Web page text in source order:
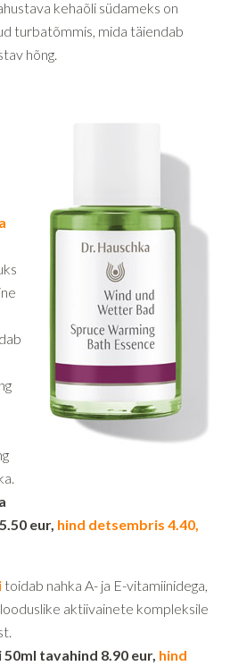
kehaõli südameks on
turbatõmmis, mida täiendab
hõng.
eur, hind detsembris 4.40,
toidab nahka A- ja E-vitamiinidega,
aktiivainete kompleksile
tavahind 8.90 eur, hind